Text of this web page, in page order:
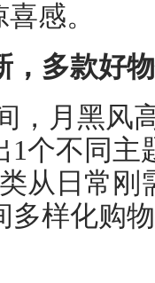
感。
， 多款好物
，月黑风
1个不同
从日常刚
多样化购